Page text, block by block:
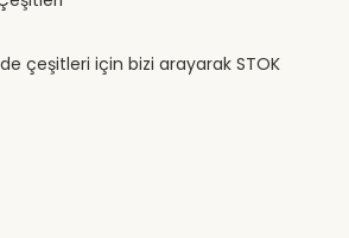
çeşitleri için bizi arayarak STOK